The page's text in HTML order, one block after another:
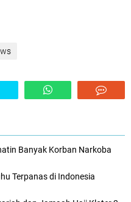
Banyak Korban Narkoba
Terpanas di Indonesia